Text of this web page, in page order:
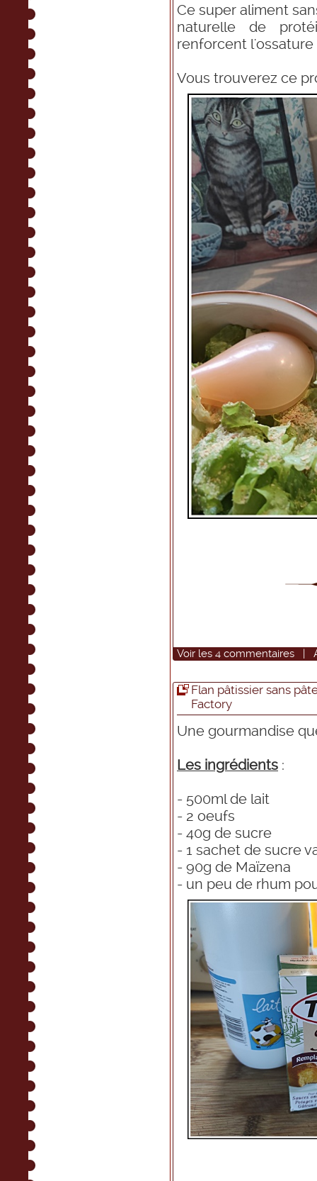
Ce super aliment
naturelle de
renforcent
Vous trouverez ce
Voir les 4 commentaires |
Flan pâtissier sans
Factory
Une gourmandise
Les ingrédients :
- 500ml de lait
- 2 oeufs
- 40g de sucre
- 1 sachet de sucre
- 90g de Maïzena
- un peu de rhum